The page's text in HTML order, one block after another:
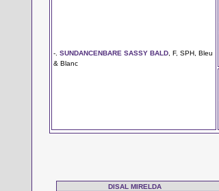
-.SUNDANCENBARE SASSY BALD , F, SPH, Bleu
& Blanc
DISAL MIRELDA